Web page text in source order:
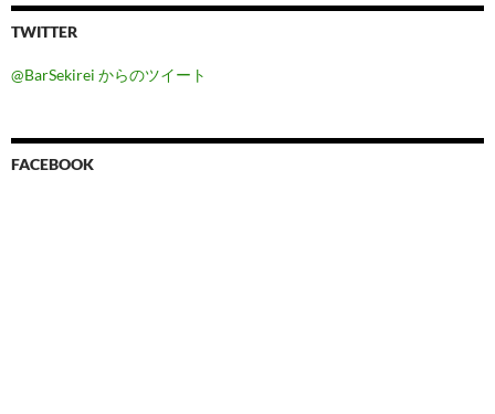
TWITTER
@BarSekirei からのツイート
FACEBOOK